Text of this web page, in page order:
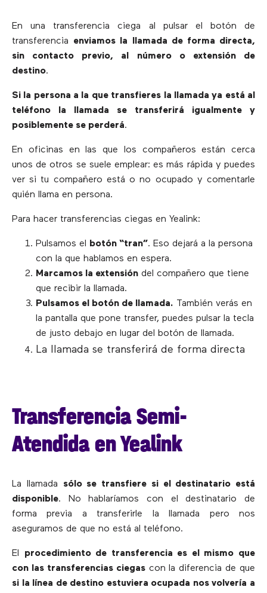
En una transferencia ciega al pulsar el botón de
transferencia enviamos la llamada de forma directa,
sin contacto previo, al número o extensión de
destino.
Si la persona a la que transfieres la llamada ya está al
teléfono la llamada se transferirá igualmente y
posiblemente se perderá.
En oficinas en las que los compañeros están cerca
unos de otros se suele emplear: es más rápida y puedes
ver si tu compañero está o no ocupado y comentarle
quién llama en persona.
Para hacer transferencias ciegas en Yealink:
Pulsamos el botón “tran”. Eso dejará a la persona
con la que hablamos en espera.
Marcamos la extensión del compañero que tiene
que recibir la llamada.
Pulsamos el botón de llamada. También verás en
la pantalla que pone transfer, puedes pulsar la tecla
de justo debajo en lugar del botón de llamada.
La llamada se transferirá de forma directa
Transferencia Semi-
Atendida en Yealink
La llamada sólo se transfiere si el destinatario está
disponible. No hablaríamos con el destinatario de
forma previa a transferirle la llamada pero nos
aseguramos de que no está al teléfono.
El procedimiento de transferencia es el mismo que
con las transferencias ciegascon la diferencia de que
si la línea de destino estuviera ocupada nos volvería a